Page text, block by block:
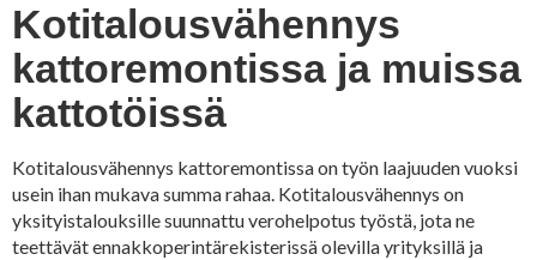
Kotitalousvähennys
kattoremontissa ja muissa
kattotöissä
Kotitalousvähennys kattoremontissa on työn laajuuden vuoksi
usein ihan mukava summa rahaa. Kotitalousvähennys on
yksityistalouksille suunnattu verohelpotus työstä, jota ne
teettävät ennakkoperintärekisterissä olevilla yrityksillä ja